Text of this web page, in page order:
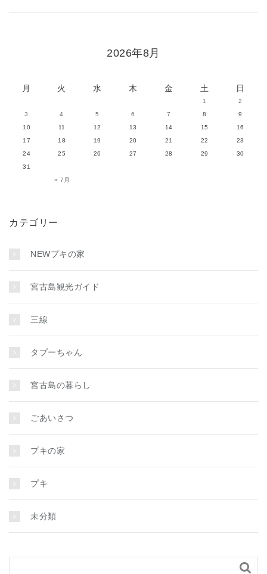
2026年8月
月 火 水 木 金 土 日
« 7月
1
2
3
4 5 6 7 8
9
10
11 12 13 14 15
16
17
18 19 20 21 22
23
24
25 26 27 28 29
30
31
カテゴリー
NEWプキの家
宮古島観光ガイド
三線
タプーちゃん
宮古島の暮らし
ごあいさつ
プキの家
プキ
未分類
